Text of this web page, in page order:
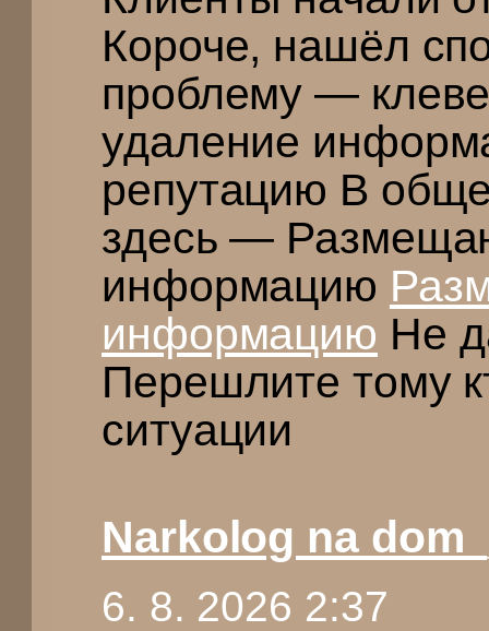
Короче, нашёл
проблему —
удаление
репутацию В
здесь —
информацию
информацию Не
Перешлите тому
ситуации
Narkolog na
6. 8. 2026 2:37